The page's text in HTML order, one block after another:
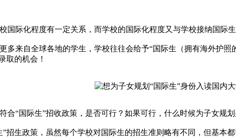
国际化程度有一定关系，而学校的国际化程度又与学校接纳国际
多来自全球各地的学生，学校往往会给予“国际生（拥有海外
取的机会！
合“国际生”招收政策，是否可行？如果可行，什么时候为子女规划
招生政策，虽然每个学校对国际生的招生准则略有不同，但基本